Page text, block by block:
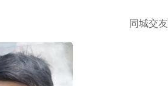
同城交友